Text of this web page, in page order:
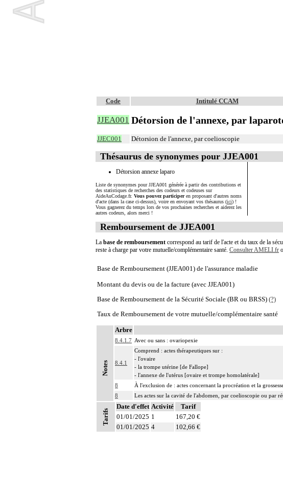
Code Intitulé CCAM
JJEA001 Détorsion de l'annexe, par
JJEC001 Détorsion de l'annexe, par coelioscopie
Thésaurus de synonymes pour JJEA001
Détorsion annexe laparo
Liste de synonymes pour JJEA001 générée à partir des contributions et
des statistiques de recherches des codeurs et codeuses sur
AideAuCodage.fr. Vous pouvez participeren proposant d'autres noms
d'acte (dans la case ci-dessus), voire en envoyant vos thésaurus (ici) !
Vous gagnerez du temps lors de vos prochaines recherches et aiderez les
autres codeurs, alors merci !
Remboursement de JJEA001
La base de remboursement correspond au tarif de l'acte et du taux de la
reste à charge par votre mutuelle/complémentaire santé. Consulter AMELI.fr
Base de Remboursement (JJEA001) de l'assurance maladie
Montant du devis ou de la facture (avec JJEA001)
Base de Remboursement de la Sécurité Sociale (BR ou BRSS) (?)
Taux de Remboursement de votre mutuelle/complémentaire santé
Notes
Arbre
8.4.1.7 Avec ou sans : ovariopexie
8.4.1
Comprend : actes thérapeutiques sur :
- l'ovaire
- la trompe utérine [de Fallope]
- l'annexe de l'utérus [ovaire et trompe homolatérale]
8
À l'exclusion de : actes concernant la procréation et la
8
Les actes sur la cavité de l'abdomen, par coelioscopie ou par
8
Les actes sur la cavité de l'abdomen, par abord direct incluent
Tarifs
Date d'effet Activité
Tarif
01/01/2025 1
167,20 €
01/01/2025 4 102,66 €